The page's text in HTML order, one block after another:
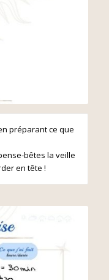
préparant ce que
bêtes la veille
en tête !